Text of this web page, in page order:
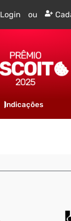
Login ou
Indicações